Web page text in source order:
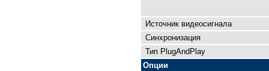
Источник видеосигнала
Синхронизация
Тип PlugAndPlay
Опции